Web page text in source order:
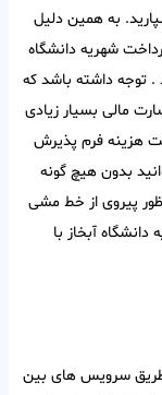
به همین دلیل
شهریه دانشگاه
. توجه داشته باشد که
مالی بسیار زیادی
هزینه فرم پذیرش
بدون هیچ گونه
پیروی از خط مشی
آبخاز با
طریق سرویس های بین